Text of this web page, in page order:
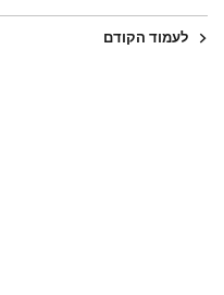
לעמוד הקודם